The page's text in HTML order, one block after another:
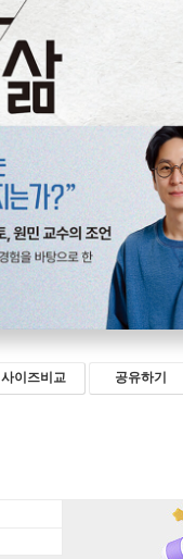
사이즈비교 공유하기